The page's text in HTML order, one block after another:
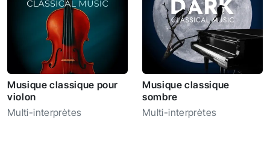
Musique classique pour
violon
Multi-interprètes
Musique classique
sombre
Multi-interprètes